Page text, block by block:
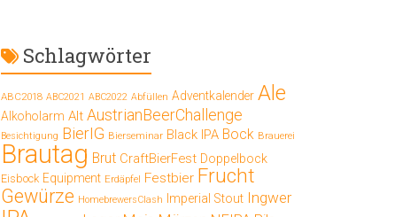
Schlagwörter
ABC2018 ABC2021 ABC2022 Abfüllen Adventkalender Ale
Alkoholarm Alt AustrianBeerChallenge
Besichtigung BierIG Bierseminar Black IPA Bock Brauerei
Brautag Brut CraftBierFest Doppelbock
Eisbock Equipment Erdäpfel Festbier Frucht
Gewürze HomebrewersClash Imperial Stout Ingwer